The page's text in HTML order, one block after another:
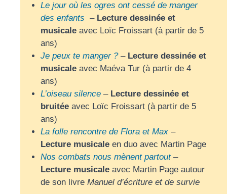
Le jour où les ogres ont cessé de manger
des enfants – Lecture dessinée et
musicale avec Loïc Froissart (à partir de 5
ans)
Je peux te manger ?– Lecture dessinée et
musicale avec Maéva Tur (à partir de 4
ans)
L’oiseau silence – Lecture dessinée et
bruitée avec Loïc Froissart (à partir de 5
ans)
La folle rencontre de Flora et Max –
Lecture musicale en duo avec Martin Page
Nos combats nous mènent partout–
Lecture musicale avec Martin Page autour
de son livreManuel d’écriture et de survie